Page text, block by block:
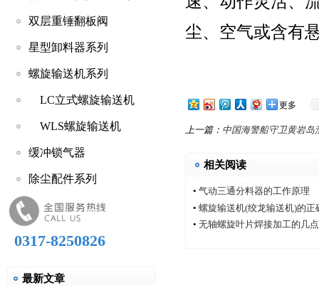
双层重锤翻板阀
星型卸料器系列
螺旋输送机系列
LC立式螺旋输送机
WLS螺旋输送机
缓冲锁气器
除尘配件系列
0317-8250826
最新文章
尘、空气或含有
更多
上一篇： 中国海警船守卫黄岩岛
相关阅读
• 气动三通分料器的工作原理
• 螺旋输送机(绞龙输送机)的
• 无轴螺旋叶片焊接加工的几